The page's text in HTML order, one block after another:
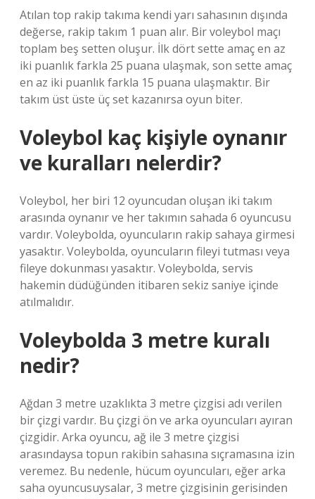
Atılan top rakip takıma kendi yarı sahasının dışında
değerse, rakip takım 1 puan alır. Bir voleybol maçı
toplam beş setten oluşur. İlk dört sette amaç en az
iki puanlık farkla 25 puana ulaşmak, son sette amaç
en az iki puanlık farkla 15 puana ulaşmaktır. Bir
takım üst üste üç set kazanırsa oyun biter.
Voleybol kaç kişiyle oynanır
ve kuralları nelerdir?
Voleybol, her biri 12 oyuncudan oluşan iki takım
arasında oynanır ve her takımın sahada 6 oyuncusu
vardır. Voleybolda, oyuncuların rakip sahaya girmesi
yasaktır. Voleybolda, oyuncuların fileyi tutması veya
fileye dokunması yasaktır. Voleybolda, servis
hakemin düdüğünden itibaren sekiz saniye içinde
atılmalıdır.
Voleybolda 3 metre kuralı
nedir?
Ağdan 3 metre uzaklıkta 3 metre çizgisi adı verilen
bir çizgi vardır. Bu çizgi ön ve arka oyuncuları ayıran
çizgidir. Arka oyuncu, ağ ile 3 metre çizgisi
arasındaysa topun rakibin sahasına sıçramasına izin
veremez. Bu nedenle, hücum oyuncuları, eğer arka
saha oyuncusuysalar, 3 metre çizgisinin gerisinden